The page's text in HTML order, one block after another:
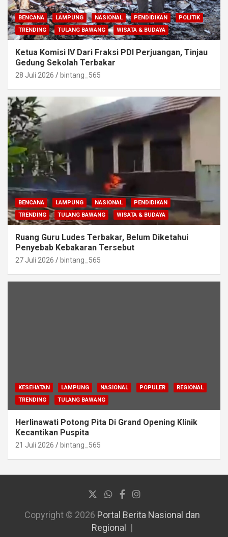
BENCANA LAMPUNG NASIONAL PENDIDIKAN
POLITIK
TRENDING
TULANG BAWANG WISATA & BUDAYA
Ketua Komisi IV Dari Fraksi PDI Perjuangan, Tinjau
Gedung Sekolah Terbakar
28 Juli 2026 bintang_565
BENCANA LAMPUNG NASIONAL
PENDIDIKAN
TRENDING
TULANG BAWANG WISATA & BUDAYA
Ruang Guru Ludes Terbakar, Belum Diketahui
Penyebab Kebakaran Tersebut
27 Juli 2026 bintang_565
KESEHATAN LAMPUNG NASIONAL POPULER
REGIONAL
TRENDING
TULANG BAWANG
Herlinawati Potong Pita Di Grand Opening Klinik
Kecantikan Puspita
21 Juli 2026 bintang_565
Copyright © 2026 Portal Berita Nasional dan
Regional